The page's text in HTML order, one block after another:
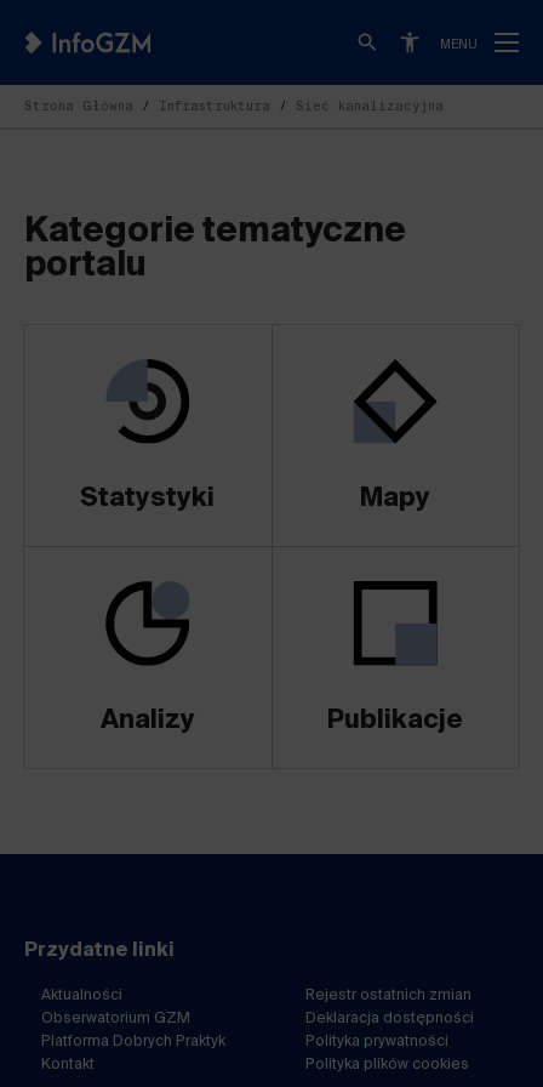
MENU
Strona Główna Infrastruktura Sieć kanalizacyjna
Kategorie tematyczne
portalu
Statystyki Mapy
Analizy Publikacje
Przydatne linki
Aktualności
Obserwatorium GZM
Platforma Dobrych Praktyk
Kontakt
Rejestr ostatnich zmian
Deklaracja dostępności
Polityka prywatności
Polityka plików cookies